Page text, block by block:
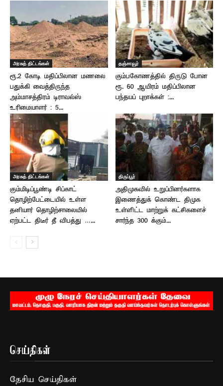
அரசுத் திட்டங்கள்
ரூ.2 கோடி மதிப்பிலான மணலை
பதுக்கி வைத்திருந்த
அம்மாசத்திரம் டிராவல்ஸ்
உரிமையாளர் : 5...
தஞ்சாவூர்
கும்பகோணத்தில் திருடு போன
ரூ. 60 ஆயிரம் மதிப்பிலான
பந்தயப் புறாக்கள் :...
அரசுத் திட்டங்கள்
கும்மிடிப்பூண்டி சிப்காட்
தொழிற்பேட்டையில் உள்ள
தனியார் தொழிற்சாலையில்
ஏற்பட்ட திடீர் தீ விபத்து …...
திருப்பூர்
அதிமுகவில் உறுப்பினர்களாக
இணைத்துக் கொண்ட திமுக
உள்ளிட்ட மாற்றுக் கட்சிகளைச்
சார்ந்த 300 க்கும்...
செய்திகள்
தேசிய செய்திகள்